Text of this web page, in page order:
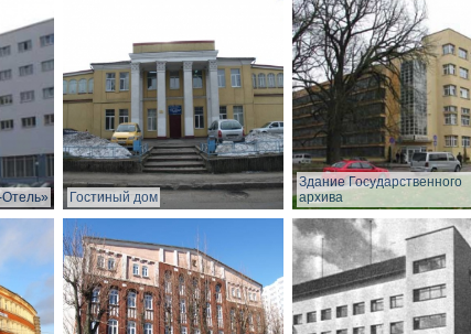
Отель» Гостиный дом
Здание Государственного
архива